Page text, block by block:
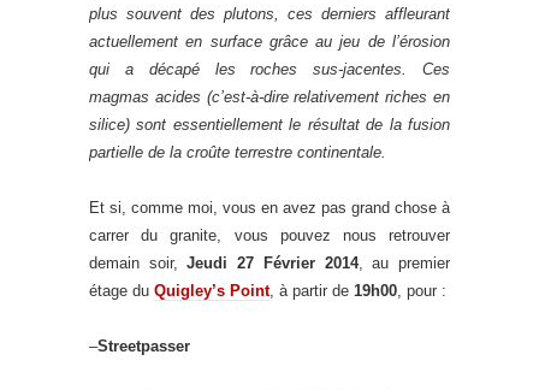
plus souvent des plutons, ces derniers affleurant
actuellement en surface grâce au jeu de l’érosion
qui a décapé les roches sus-jacentes. Ces
magmas acides (c’est-à-dire relativement riches en
silice) sont essentiellement le résultat de la fusion
partielle de la croûte terrestre continentale.
Et si, comme moi, vous en avez pas grand chose à
carrer du granite, vous pouvez nous retrouver
demain soir,
Jeudi 27 Février 2014, au premier
étage du Quigley’s Point, à partir de 19h00 , pour :
–Streetpasser